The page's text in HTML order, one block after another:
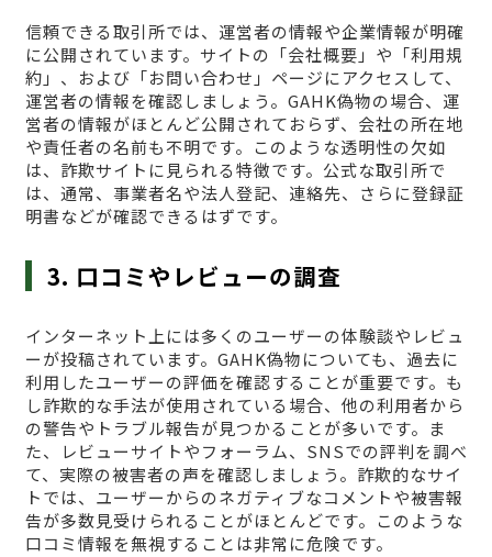
信頼できる取引所では、運営者の情報や企業情報が明確
に公開されています。サイトの「会社概要」や「利用規
約」、および「お問い合わせ」ページにアクセスして、
運営者の情報を確認しましょう。GAHK偽物の場合、運
営者の情報がほとんど公開されておらず、会社の所在地
や責任者の名前も不明です。このような透明性の欠如
は、詐欺サイトに見られる特徴です。公式な取引所で
は、通常、事業者名や法人登記、連絡先、さらに登録証
明書などが確認できるはずです。
3. 口コミやレビューの調査
インターネット上には多くのユーザーの体験談やレビュ
ーが投稿されています。GAHK偽物についても、過去に
利用したユーザーの評価を確認することが重要です。も
し詐欺的な手法が使用されている場合、他の利用者から
の警告やトラブル報告が見つかることが多いです。ま
た、レビューサイトやフォーラム、SNSでの評判を調べ
て、実際の被害者の声を確認しましょう。詐欺的なサイ
トでは、ユーザーからのネガティブなコメントや被害報
告が多数見受けられることがほとんどです。このような
口コミ情報を無視することは非常に危険です。